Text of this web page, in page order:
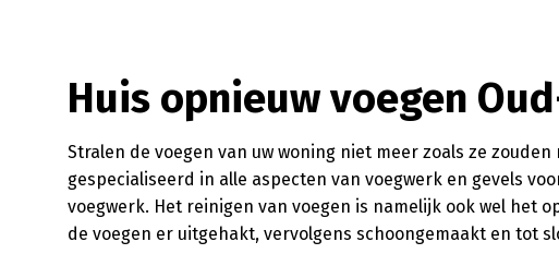
Huis opnieuw voegen
Stralen de voegen van uw woning niet meer zoals ze
gespecialiseerd in alle aspecten van voegwerk en gevels
voegwerk. Het reinigen van voegen is namelijk ook wel het
de voegen er uitgehakt, vervolgens schoongemaakt en tot